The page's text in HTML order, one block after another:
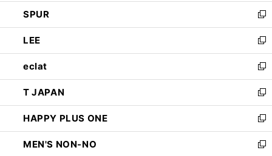
で
開
く
ン
ド
ウ
で
開
く
ウ
ィ
ン
ド
ウ
で
開
く
し
い
ウ
ィ
ン
ド
ウ
で
開
く
SPUR
新
し
い
ウ
ィ
ン
ド
ウ
で
開
く
LEE
新
し
い
ウ
ィ
ン
ド
ウ
で
eclat
新
し
い
ウ
ィ
ン
ド
T JAPAN
新
し
い
ウ
ィ
HAPPY PLUS ONE
新
し
い
MEN'S NON-NO
新